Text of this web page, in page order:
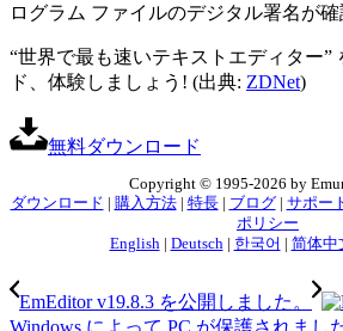
ログラム ファイルのデジタル署名が
“世界で最も速いテキストエディター”
ド、体験しましょう! (出典: ZDNet)
無料ダウンロード
Copyright © 1995-2026 by
ダウンロード
購入方法| 特長| ブログ| サポー
ポリシー
English| Deutsch| 한국어 简体中
EmEditor v19.8.3 を公開しました。
Windows によって PC が保護されまし